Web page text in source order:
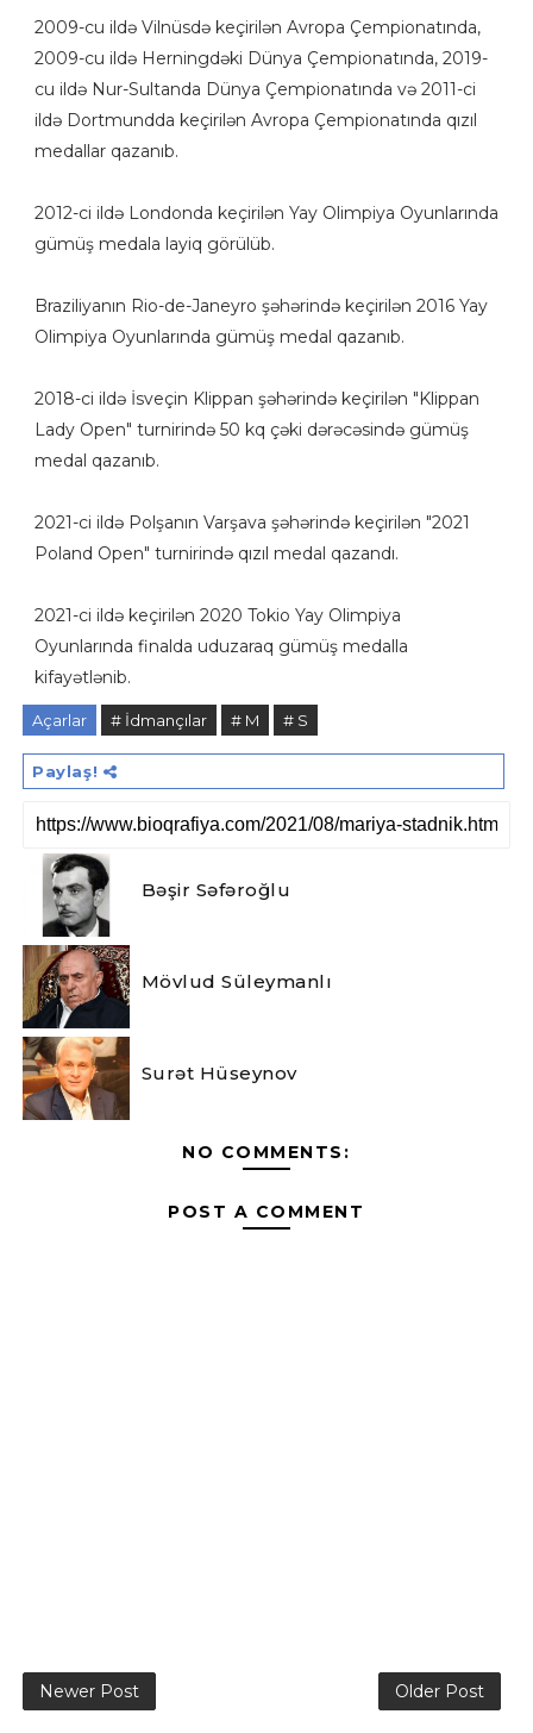
2009-cu ildə Vilnüsdə keçirilən Avropa Çempionatında,
2009-cu ildə Herningdəki Dünya Çempionatında, 2019-
cu ildə Nur-Sultanda Dünya Çempionatında və 2011-ci
ildə Dortmundda keçirilən Avropa Çempionatında qızıl
medallar qazanıb.
2012-ci ildə Londonda keçirilən Yay Olimpiya Oyunlarında
gümüş medala layiq görülüb.
Braziliyanın Rio-de-Janeyro şəhərində keçirilən 2016 Yay
Olimpiya Oyunlarında gümüş medal qazanıb.
2018-ci ildə İsveçin Klippan şəhərində keçirilən "Klippan
Lady Open" turnirində 50 kq çəki dərəcəsində gümüş
medal qazanıb.
2021-ci ildə Polşanın Varşava şəhərində keçirilən "2021
Poland Open" turnirində qızıl medal qazandı.
2021-ci ildə keçirilən 2020 Tokio Yay Olimpiya
Oyunlarında finalda uduzaraq gümüş medalla
kifayətlənib.
Açarlar # İdmançılar # M # S
Paylaş!
Bəşir Səfəroğlu
Mövlud Süleymanlı
Surət Hüseynov
NO COMMENTS:
POST A COMMENT
Newer Post Older Post